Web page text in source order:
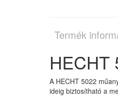
Termék
HECHT
A HECHT 5022
ideig biztosítható a